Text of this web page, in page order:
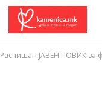
Распишан ЈАВЕН ПОВИК за финансиска помош на спортските клубови, спортските здруженија,